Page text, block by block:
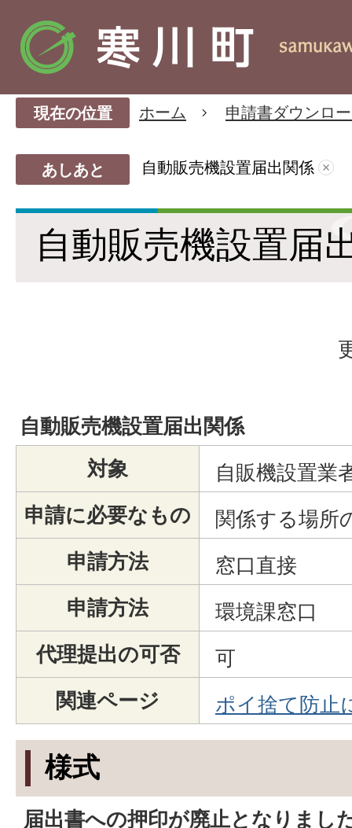
現在の位置 ホーム 申請書ダウンロ
あしあと 自動販売機設置届出関係
自動販売機設置届
自動販売機設置届出関係
対象
自販機設置業
申請に必要なもの
関係する場所
申請方法
窓口直接
申請方法
環境課窓口
代理提出の可否
可
関連ページ
ポイ捨て防止
様式
届出書への押印が廃止となりまし